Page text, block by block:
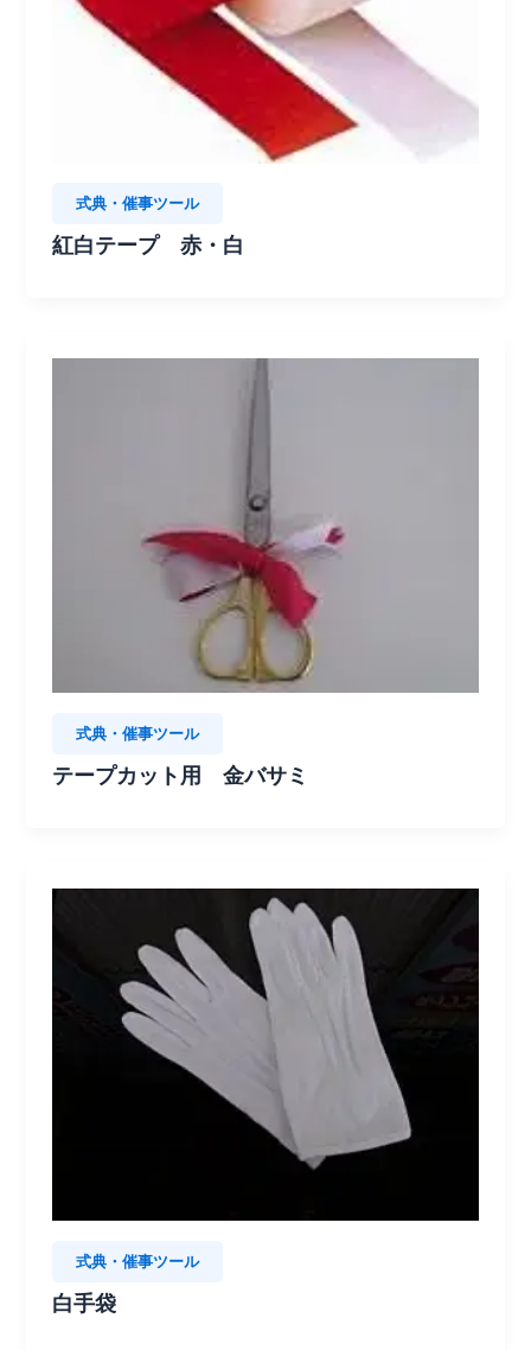
式典・催事ツール
紅白テープ 赤・白
式典・催事ツール
テープカット用 金バサミ
式典・催事ツール
白手袋